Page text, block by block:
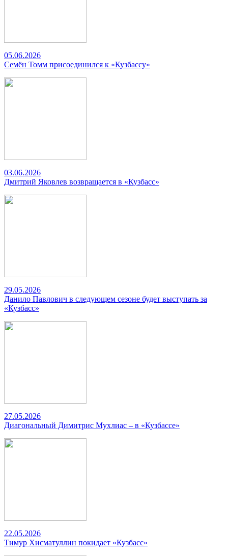
05.06.2026
Семён Томм присоединился к «Кузбассу»
03.06.2026
Дмитрий Яковлев возвращается в «Кузбасс»
29.05.2026
Данило Павлович в следующем сезоне будет выступать за
«Кузбасс»
27.05.2026
Диагональный Димитрис Мухлиас – в «Кузбассе»
22.05.2026
Тимур Хисматуллин покидает «Кузбасс»